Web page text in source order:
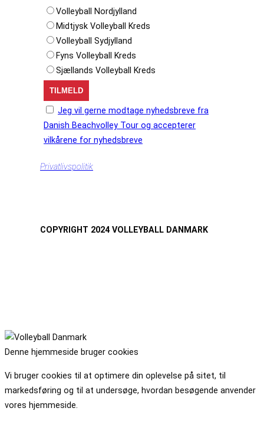
Volleyball Nordjylland
Midtjysk Volleyball Kreds
Volleyball Sydjylland
Fyns Volleyball Kreds
Sjællands Volleyball Kreds
Jeg vil gerne modtage nyhedsbreve fra
Danish Beachvolley Tour og accepterer
vilkårene for nyhedsbreve
Privatlivspolitik
COPYRIGHT 2024 VOLLEYBALL DANMARK
Denne hjemmeside bruger cookies
Vi bruger cookies til at optimere din oplevelse på sitet, til
markedsføring og til at undersøge, hvordan besøgende anvender
vores hjemmeside.